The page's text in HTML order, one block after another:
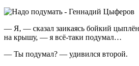
— Я, — сказал заикаясь бойкий
на крышу, — я всё-таки подумал…
— Ты подумал? — удивился второй.